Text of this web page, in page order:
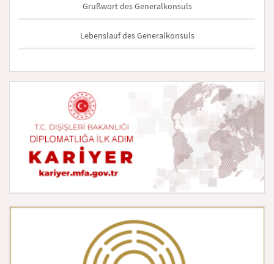
Grußwort des Generalkonsuls
Lebenslauf des Generalkonsuls